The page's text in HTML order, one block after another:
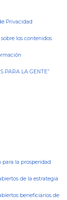
Privacidad
los contenidos
PARA LA GENTE”
para la prosperidad
de la estrategia
beneficiarios de